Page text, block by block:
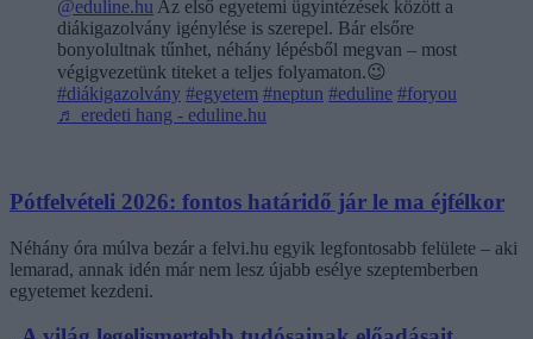
@eduline.hu Az első egyetemi ügyintézések között a
diákigazolvány igénylése is szerepel. Bár elsőre
bonyolultnak tűnhet, néhány lépésből megvan – most
végigvezetünk titeket a teljes folyamaton.😉
#diákigazolvány #egyetem #neptun #eduline #foryou
♬ eredeti hang - eduline.hu
Pótfelvételi 2026: fontos határidő jár le ma éjfélkor
Néhány óra múlva bezár a felvi.hu egyik legfontosabb felülete – aki
lemarad, annak idén már nem lesz újabb esélye szeptemberben
egyetemet kezdeni.